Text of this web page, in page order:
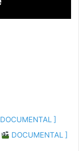
DOCUMENTAL ]
DOCUMENTAL ]